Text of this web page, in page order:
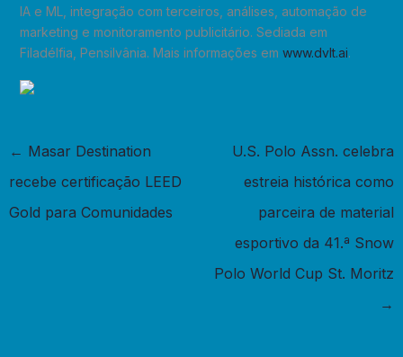
IA e ML, integração com terceiros, análises, automação de
marketing e monitoramento publicitário. Sediada em
Filadélfia, Pensilvânia. Mais informações em www.dvlt.ai.
← Masar Destination
recebe certificação LEED
Gold para Comunidades
U.S. Polo Assn. celebra
estreia histórica como
parceira de material
esportivo da 41.ª Snow
Polo World Cup St. Moritz
→